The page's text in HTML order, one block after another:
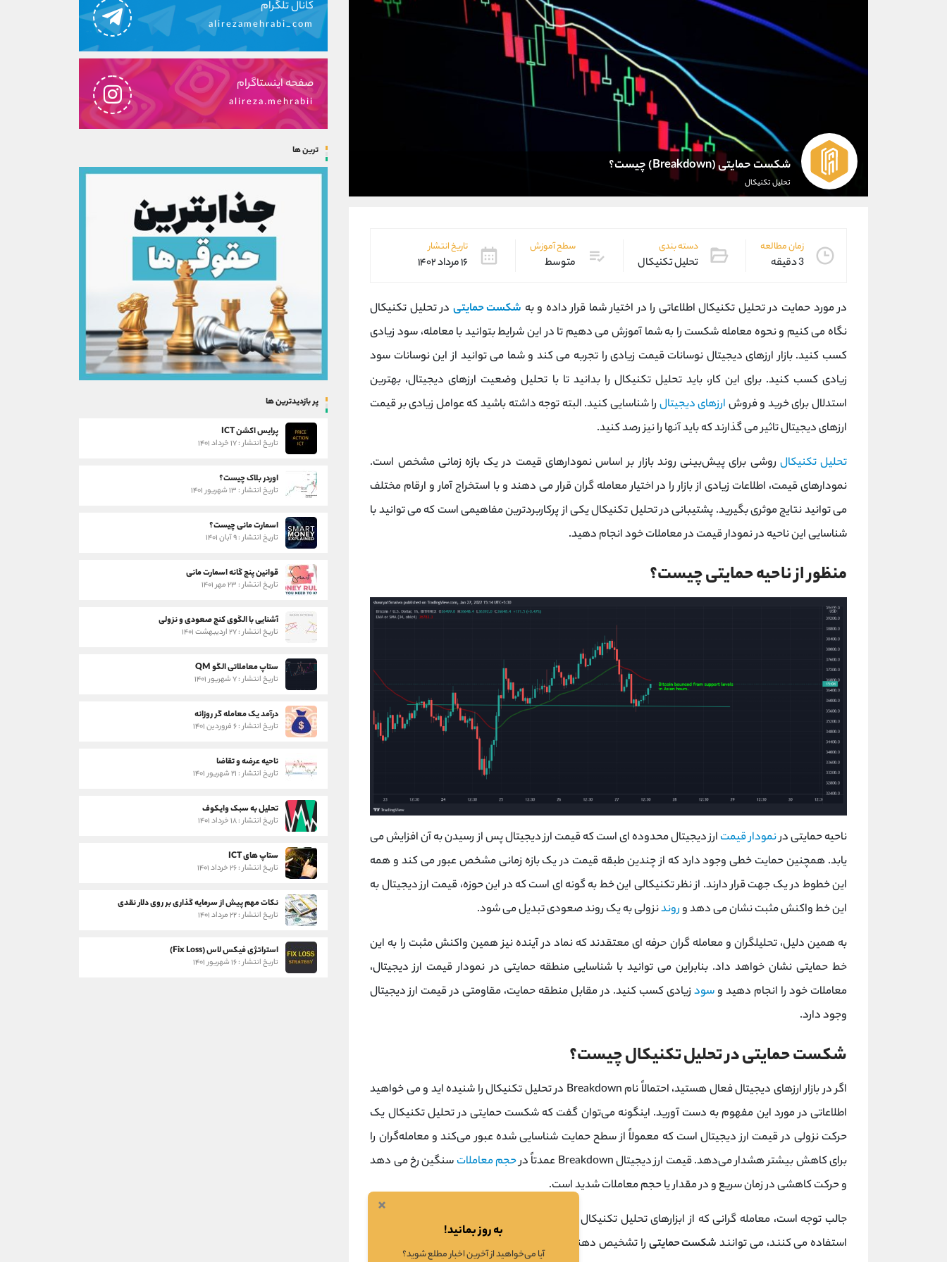
شکست حمایتی (Breakdown) چیست؟
تحلیل تکنیکال
زمان مطالعه
3 دقیقه
دسته بندی
تحلیل تکنیکال
سطح آموزش
متوسط
تاریخ انتشار
۱۶ مرداد ۱۴۰۲
در مورد حمایت در تحلیل تکنیکال اطلاعاتی را در اختیار شما قرار داده و به شکست حمایتی در تحلیل تکنیکال
نگاه می کنیم و نحوه معامله شکست را به شما آموزش می دهیم تا در این شرایط بتوانید با معامله، سود زیادی
کسب کنید. بازار ارزهای دیجیتال نوسانات قیمت زیادی را تجربه می کند و شما می توانید از این نوسانات سود
زیادی کسب کنید. برای این کار، باید تحلیل تکنیکال را بدانید تا با تحلیل وضعیت ارزهای دیجیتال، بهترین
استدلال برای خرید و فروش ارزهای دیجیتال را شناسایی کنید. البته توجه داشته باشید که عوامل زیادی بر قیمت
ارزهای دیجیتال تاثیر می گذارند که باید آنها را نیز رصد کنید.
تحلیل تکنیکال روشی برای پیش‌بینی روند بازار بر اساس نمودارهای قیمت در یک بازه زمانی مشخص است.
نمودارهای قیمت، اطلاعات زیادی از بازار را در اختیار معامله گران قرار می دهند و با استخراج آمار و ارقام مختلف
می توانید نتایج موثری بگیرید. پشتیبانی در تحلیل تکنیکال یکی از پرکاربردترین مفاهیمی است که می توانید با
شناسایی این ناحیه در نمودار قیمت در معاملات خود انجام دهید.
منظور از ناحیه حمایتی چیست؟
ناحیه حمایتی درنمودار قیمت ارز دیجیتال محدوده ای است که قیمت ارز دیجیتال پس از رسیدن به آن افزایش می
یابد. همچنین حمایت خطی وجود دارد که از چندین طبقه قیمت در یک بازه زمانی مشخص عبور می کند و همه
این خطوط در یک جهت قرار دارند. از نظر تکنیکالی این خط به گونه ای است که در این حوزه، قیمت ارز دیجیتال به
این خط واکنش مثبت نشان می دهد وروندنزولی به یک روند صعودی تبدیل می شود.
به همین دلیل، تحلیلگران و معامله گران حرفه ای معتقدند که نماد در آینده نیز همین واکنش مثبت را به این
خط حمایتی نشان خواهد داد. بنابراین می توانید با شناسایی منطقه حمایتی در نمودار قیمت ارز دیجیتال،
معاملات خود را انجام دهید وسودزیادی کسب کنید. در مقابل منطقه حمایت، مقاومتی در قیمت ارز دیجیتال
وجود دارد.
شکست حمایتی در تحلیل تکنیکال چیست؟
اگر در بازار ارزهای دیجیتال فعال هستید، احتمالاً نام Breakdown در تحلیل تکنیکال را شنیده اید و می خواهید
اطلاعاتی در مورد این مفهوم به دست آورید. اینگونه می‌توان گفت که شکست حمایتی در تحلیل تکنیکال یک
حرکت نزولی در قیمت ارز دیجیتال است که معمولاً از سطح حمایت شناسایی‌ شده عبور می‌کند و معامله‌گران را
برای کاهش بیشتر هشدار می‌دهد. قیمت ارز دیجیتال Breakdown عمدتاً در
حجم معاملات سنگین رخ می دهد
و حرکت کاهشی در زمان سریع و در مقدار یا حجم معاملات شدید است.
جالب توجه است، معامله گرانی که از ابزارهای تحلیل تکنیکال مانند
استفاده می کنند، می توانند شکست حمایتی را تشخیص دهند. علاوه بر این، معامله‌گران می‌توانند با کشیدن
کانال تلگرام
alirezamehrabi_com
صفحه اینستاگرام
alireza.mehrabii
ترین ها
پر بازدیدترین ها
پرایس اکشن ICT
تاریخ انتشار : ۱۷ خرداد ۱۴۰۱
اوردر بلاک چیست؟
تاریخ انتشار : ۱۳ شهریور ۱۴۰۱
اسمارت مانی چیست؟
تاریخ انتشار : ۹ آبان ۱۴۰۱
قوانین پنج گانه اسمارت مانی
تاریخ انتشار : ۲۳ مهر ۱۴۰۱
آشنایی با الگوی کنج صعودی و نزولی
تاریخ انتشار : ۲۷ اردیبهشت ۱۴۰۱
ستاپ معاملاتی الگو QM
تاریخ انتشار : ۷ شهریور ۱۴۰۱
درآمد یک معامله گر روزانه
تاریخ انتشار : ۶ فروردین ۱۴۰۱
ناحیه عرضه و تقاضا
تاریخ انتشار : ۲۱ شهریور ۱۴۰۱
تحلیل به سبک وایکوف
تاریخ انتشار : ۱۸ خرداد ۱۴۰۱
ستاپ های ICT
تاریخ انتشار : ۲۶ خرداد ۱۴۰۱
نکات مهم پیش از سرمایه گذاری بر روی دلار نقدی
تاریخ انتشار : ۲۲ مرداد ۱۴۰۱
استراتژی فیکس لاس (Fix Loss)
تاریخ انتشار : ۱۶ شهریور ۱۴۰۱
×
به روز بمانید!
آیا می‌خواهید از آخرین اخبار مطلع شوید؟